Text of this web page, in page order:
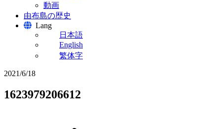
動画
由布島の歴史
Lang
日本語
English
繁体字
2021/6/18
1623979206612